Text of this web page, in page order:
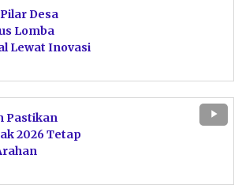
Desa
Lomba
Lewat Inovasi
Pastikan
2026 Tetap